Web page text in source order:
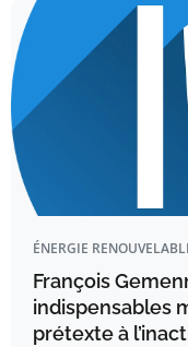
ÉNERGIE
François
indispensables
prétexte à